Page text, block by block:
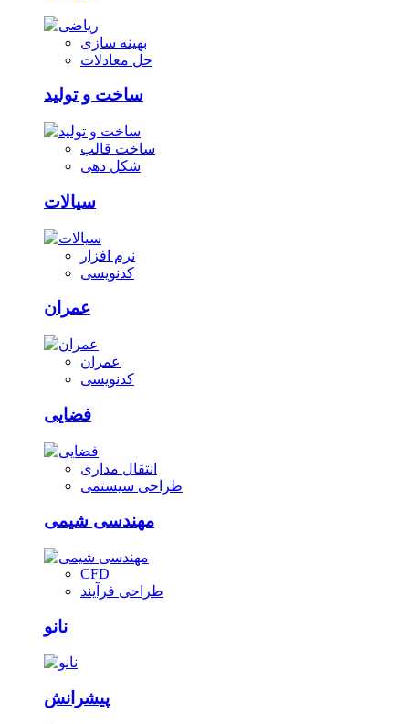
بهینه سازی
حل معادلات
ساخت و تولید
ساخت قالب
شکل دهی
سیالات
نرم افزار
کدنویسی
عمران
عمران
کدنویسی
فضایی
انتقال مداری
طراحی سیستمی
مهندسی شیمی
CFD
طراحی فرآیند
نانو
پیشرانش